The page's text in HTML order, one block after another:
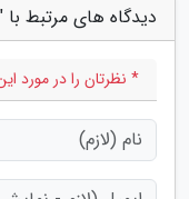
دیدگاه های مرتبط
* نظرتان را در مورد